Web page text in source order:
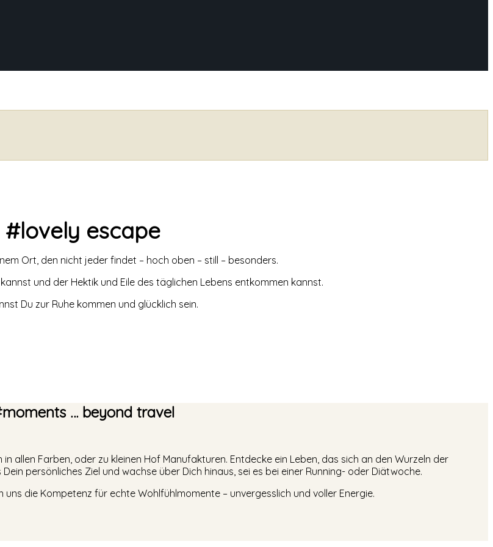
#lovely escape
Ort, den nicht jeder findet – hoch oben – still – besonders.
und der Hektik und Eile des täglichen Lebens entkommen kannst.
Du zur Ruhe kommen und glücklich sein.
… beyond travel
allen Farben, oder zu kleinen Hof Manufakturen. Entdecke ein Leben, das sich an den Wurzeln der
persönliches Ziel und wachse über Dich hinaus, sei es bei einer Running- oder Diätwoche.
die Kompetenz für echte Wohlfühlmomente – unvergesslich und voller Energie.